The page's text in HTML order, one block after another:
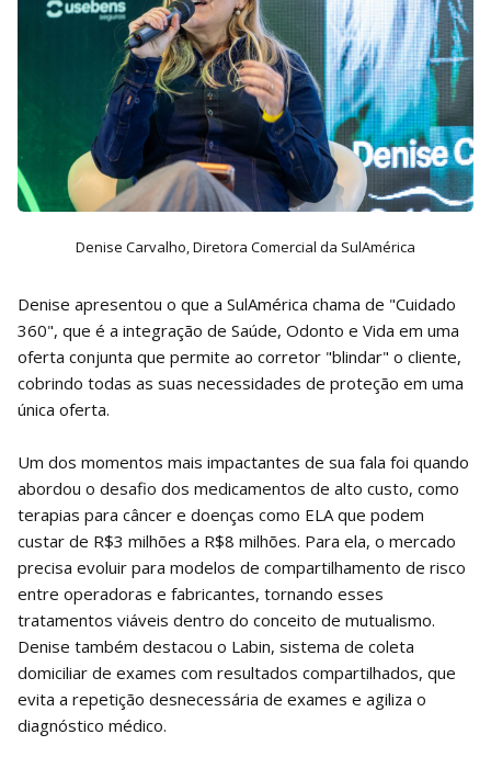
Denise Carvalho, Diretora Comercial da SulAmérica
Denise apresentou o que a SulAmérica chama de "Cuidado
360", que é a integração de Saúde, Odonto e Vida em uma
oferta conjunta que permite ao corretor "blindar" o cliente,
cobrindo todas as suas necessidades de proteção em uma
única oferta.
Um dos momentos mais impactantes de sua fala foi quando
abordou o desafio dos medicamentos de alto custo, como
terapias para câncer e doenças como ELA que podem
custar de R$3 milhões a R$8 milhões. Para ela, o mercado
precisa evoluir para modelos de compartilhamento de risco
entre operadoras e fabricantes, tornando esses
tratamentos viáveis dentro do conceito de mutualismo.
Denise também destacou o Labin, sistema de coleta
domiciliar de exames com resultados compartilhados, que
evita a repetição desnecessária de exames e agiliza o
diagnóstico médico.